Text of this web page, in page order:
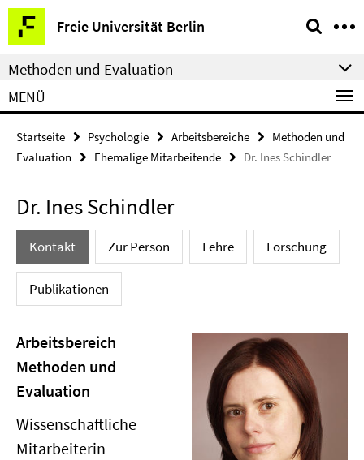
Springe
direkt
zu
Inhalt
Freie Universität Berlin
Service-
Navigation
Methoden und Evaluation
MENÜ
Startseite Psychologie Arbeitsbereiche
Methoden und
Evaluation
Ehemalige Mitarbeitende Dr. Ines Schindler
Dr. Ines Schindler
Kontakt Zur Person Lehre Forschung
Publikationen
Arbeitsbereich
Methoden und
Evaluation
Wissenschaftliche
Mitarbeiterin